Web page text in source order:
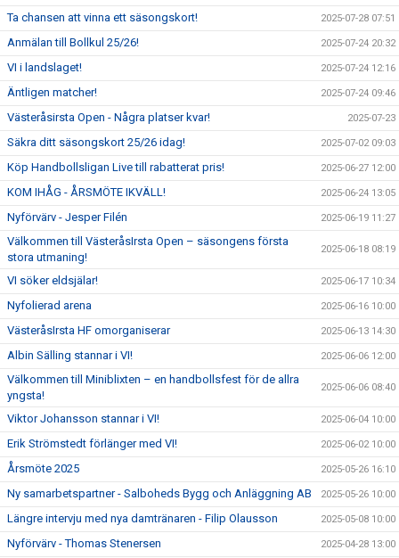
Ta chansen att vinna ett säsongskort! 2025-07-28 07:51
Anmälan till Bollkul 25/26! 2025-07-24 20:32
VI i landslaget! 2025-07-24 12:16
Äntligen matcher! 2025-07-24 09:46
Västeråsirsta Open - Några platser kvar! 2025-07-23
Säkra ditt säsongskort 25/26 idag! 2025-07-02 09:03
Köp Handbollsligan Live till rabatterat pris! 2025-06-27 12:00
KOM IHÅG - ÅRSMÖTE IKVÄLL! 2025-06-24 13:05
Nyförvärv - Jesper Filén 2025-06-19 11:27
Välkommen till VästeråsIrsta Open – säsongens första
stora utmaning!
2025-06-18 08:19
VI söker eldsjälar! 2025-06-17 10:34
Nyfolierad arena 2025-06-16 10:00
VästeråsIrsta HF omorganiserar 2025-06-13 14:30
Albin Sälling stannar i VI! 2025-06-06 12:00
Välkommen till Miniblixten – en handbollsfest för de allra
yngsta!
2025-06-06 08:40
Viktor Johansson stannar i VI! 2025-06-04 10:00
Erik Strömstedt förlänger med VI! 2025-06-02 10:00
Årsmöte 2025 2025-05-26 16:10
Ny samarbetspartner - Salboheds Bygg och Anläggning AB 2025-05-26 10:00
Längre intervju med nya damtränaren - Filip Olausson 2025-05-08 10:00
Nyförvärv - Thomas Stenersen 2025-04-28 13:00